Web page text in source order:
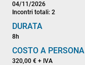
04/11/2026
Incontri totali: 2
DURATA
8h
COSTO A PERSONA
320,00 € + IVA